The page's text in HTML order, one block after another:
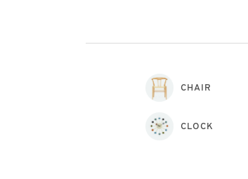
CHAIR
CLOCK